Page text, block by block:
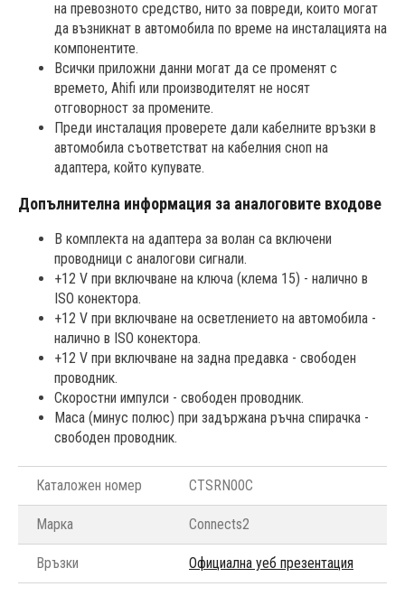
на превозното средство, нито за повреди, които могат
да възникнат в автомобила по време на инсталацията на
компонентите.
Всички приложни данни могат да се променят с
времето, Ahifi или производителят не носят
отговорност за промените.
Преди инсталация проверете дали кабелните връзки в
автомобила съответстват на кабелния сноп на
адаптера, който купувате.
Допълнителна информация за аналоговите входове
В комплекта на адаптера за волан са включени
проводници с аналогови сигнали.
+12 V при включване на ключа (клема 15) - налично в
ISO конектора.
+12 V при включване на осветлението на автомобила -
налично в ISO конектора.
+12 V при включване на задна предавка - свободен
проводник.
Скоростни импулси - свободен проводник.
Маса (минус полюс) при задържана ръчна спирачка -
свободен проводник.
Каталожен номер CTSRN00C
Марка Connects2
Връзки Официална уеб презентация